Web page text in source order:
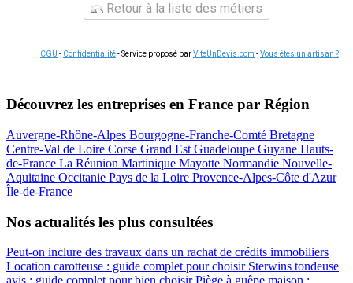
Retour à la liste des métiers
CGU - Confidentialité- Service proposé parViteUnDevis.com -Vous êtes un artisan ?
Découvrez les entreprises en France par Région
Auvergne-Rhône-Alpes Bourgogne-Franche-Comté Bretagne
Centre-Val de Loire Corse Grand Est Guadeloupe Guyane Hauts-
de-France La Réunion Martinique Mayotte Normandie Nouvelle-
Aquitaine Occitanie Pays de la Loire Provence-Alpes-Côte d'Azur
Île-de-France
Nos actualités les plus consultées
Peut-on inclure des travaux dans un rachat de crédits immobiliers
Location carotteuse : guide complet pour choisir Sterwins tondeuse